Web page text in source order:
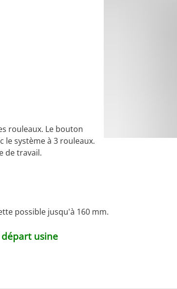
rouleaux. Le bouton
le système à 3 rouleaux.
de travail.
possible jusqu'à 160 mm.
départ usine